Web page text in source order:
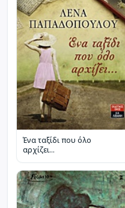
Ένα ταξίδι που όλο
αρχίζει...